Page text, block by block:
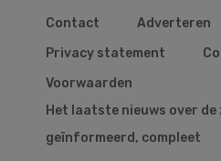
Contact
Adverteren
Privacy statement
Voorwaarden
Het laatste nieuws over de
geïnformeerd, compleet